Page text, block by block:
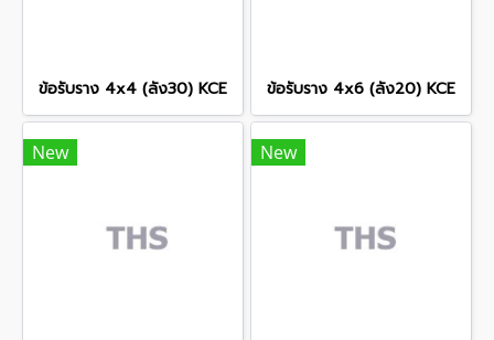
ข้อรับราง 4x4 (ลัง30) KCE ข้อรับราง 4x6 (ลัง20) KCE
New New